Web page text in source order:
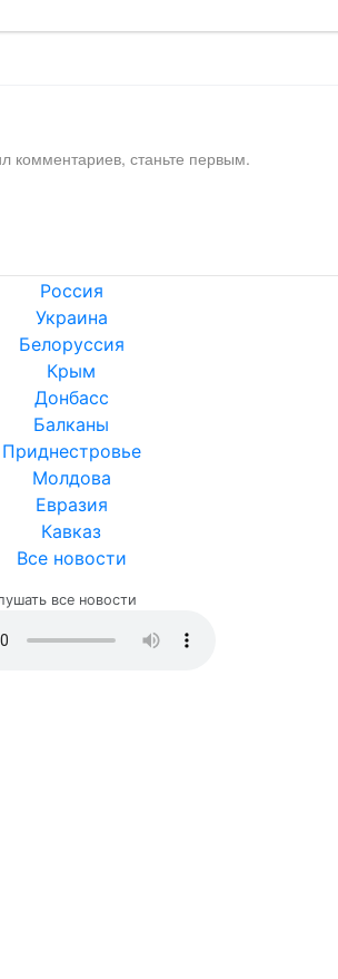
комментариев, станьте первым.
Россия
Украина
Белоруссия
Крым
Донбасс
Балканы
Приднестровье
Молдова
Евразия
Кавказ
Все новости
все новости